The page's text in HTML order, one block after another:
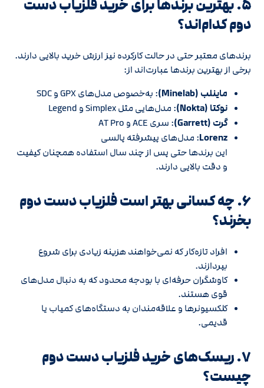
۵. بهترین برندها برای خرید فلزیاب دست
دوم کدام‌اند؟
برندهای معتبر حتی در حالت کارکرده نیز ارزش خرید بالایی دارند.
برخی از بهترین برندها عبارت‌اند از:
ماینلب (Minelab) : به‌خصوص مدل‌های GPX و SDC
نوکتا (Nokta) : مدل‌هایی مثل Simplex و Legend
گرت (Garrett) : سری ACE و AT Pro
Lorenz: مدل‌های پیشرفته پالسی
این برندها حتی پس از چند سال استفاده همچنان کیفیت
و دقت بالایی دارند.
۶. چه کسانی بهتر است فلزیاب دست دوم
بخرند؟
افراد تازه‌کار که نمی‌خواهند هزینه زیادی برای شروع
بپردازند.
کاوشگران حرفه‌ای با بودجه محدود که به دنبال مدل‌های
قوی هستند.
کلکسیونرها و علاقه‌مندان به دستگاه‌های کمیاب یا
قدیمی.
۷. ریسک‌های خرید فلزیاب دست دوم
چیست؟